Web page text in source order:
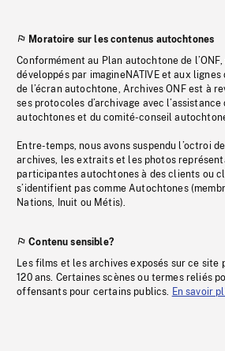
Moratoire sur les contenus autochtones
Conformément au Plan autochtone de
développés par imagineNATIVE et aux
de l’écran autochtone, Archives ONF est à
ses protocoles d’archivage avec
autochtones et du comité-conseil autochtone
Entre-temps, nous avons suspendu l’octroi
archives, les extraits et les photos
participantes autochtones à des clients ou
s’identifient pas comme Autochtones
Nations, Inuit ou Métis).
Contenu sensible?
Les films et les archives exposés sur ce site
120 ans. Certaines scènes ou termes reliés
offensants pour certains publics. En savoir